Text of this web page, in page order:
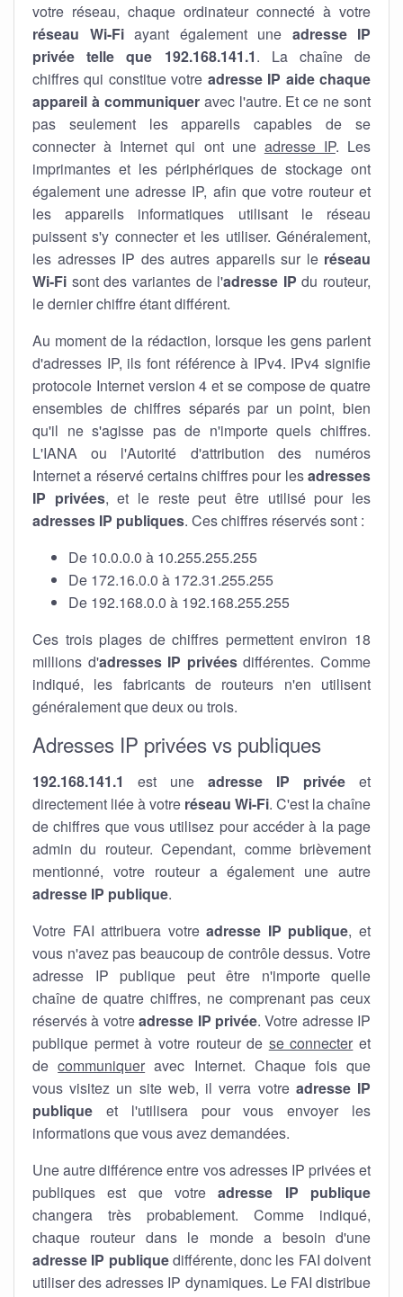
votre réseau, chaque ordinateur connecté à votre
réseau Wi-Fiayant également une adresse IP
privée telle que 192.168.141.1. La chaîne de
chiffres qui constitue votre adresse IP aide chaque
appareil à communiqueravec l'autre. Et ce ne sont
pas seulement les appareils capables de se
connecter à Internet qui ont une adresse IP. Les
imprimantes et les périphériques de stockage ont
également une adresse IP, afin que votre routeur et
les appareils informatiques utilisant le réseau
puissent s'y connecter et les utiliser. Généralement,
les adresses IP des autres appareils sur le réseau
Wi-Fi sont des variantes de l'adresse IP du routeur,
le dernier chiffre étant différent.
Au moment de la rédaction, lorsque les gens parlent
d'adresses IP, ils font référence à IPv4. IPv4 signifie
protocole Internet version 4 et se compose de quatre
ensembles de chiffres séparés par un point, bien
qu'il ne s'agisse pas de n'importe quels chiffres.
L'IANA ou l'Autorité d'attribution des numéros
Internet a réservé certains chiffres pour lesadresses
IP privées, et le reste peut être utilisé pour les
adresses IP publiques. Ces chiffres réservés sont :
De 10.0.0.0 à 10.255.255.255
De 172.16.0.0 à 172.31.255.255
De 192.168.0.0 à 192.168.255.255
Ces trois plages de chiffres permettent environ 18
millions d'adresses IP privéesdifférentes. Comme
indiqué, les fabricants de routeurs n'en utilisent
généralement que deux ou trois.
Adresses IP privées vs publiques
192.168.141.1 est une adresse IP privée et
directement liée à votre réseau Wi-Fi. C'est la chaîne
de chiffres que vous utilisez pour accéder à la page
admin du routeur. Cependant, comme brièvement
mentionné, votre routeur a également une autre
adresse IP publique.
Votre FAI attribuera votreadresse IP publique, et
vous n'avez pas beaucoup de contrôle dessus. Votre
adresse IP publique peut être n'importe quelle
chaîne de quatre chiffres, ne comprenant pas ceux
réservés à votreadresse IP privée. Votre adresse IP
publique permet à votre routeur de se connecter et
decommuniquer avec Internet. Chaque fois que
vous visitez un site web, il verra votre adresse IP
publique et l'utilisera pour vous envoyer les
informations que vous avez demandées.
Une autre différence entre vos adresses IP privées et
publiques est que votreadresse IP publique
changera très probablement. Comme indiqué,
chaque routeur dans le monde a besoin d'une
adresse IP publiquedifférente, donc les FAI doivent
utiliser des adresses IP dynamiques. Le FAI distribue